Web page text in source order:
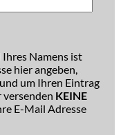
Namens ist
hier angeben,
um Ihren Eintrag
versenden KEINE
E-Mail Adresse